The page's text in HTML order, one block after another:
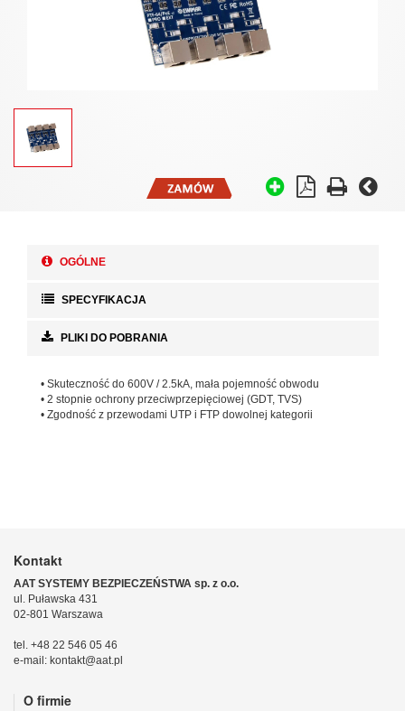
OGÓLNE
SPECYFIKACJA
PLIKI DO POBRANIA
• Skuteczność do 600V / 2.5kA, mała pojemność obwodu
• 2 stopnie ochrony przeciwprzepięciowej (GDT, TVS)
• Zgodność z przewodami UTP i FTP dowolnej kategorii
Kontakt
AAT SYSTEMY BEZPIECZEŃSTWA sp. z o.o.
ul. Puławska 431
02-801 Warszawa
tel. +48 22 546 05 46
e-mail: kontakt@aat.pl
O firmie